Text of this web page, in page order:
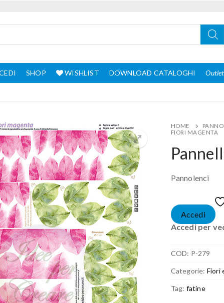
SHOP WISHLIST DOWNLOAD CATALOGHI
HOME
FIORI MAGENTA
Pannolenci
Accedi
Accedi per
COD: P-279
Categorie: Fiori
Tag: fatine